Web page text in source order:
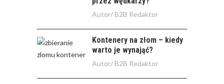
Autor/ B2B Redaktor
Kontenery na złom – kiedy
warto je wynająć?
Autor/ B2B Redaktor